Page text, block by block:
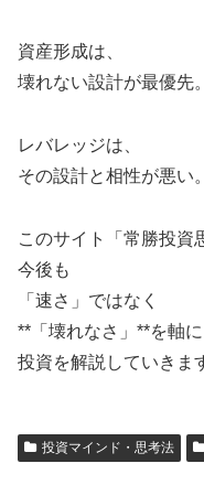
資産形成は、
壊れない設計が最優先。
レバレッジは、
その設計と相性が悪い。
このサイト「常勝投資
今後も
「速さ」ではなく
**「壊れなさ」**を軸に
投資を解説していきま
投資マインド・思考法